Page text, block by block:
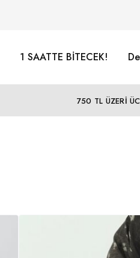
1 SAATTE BİTECEK!
750 TL ÜZERİ